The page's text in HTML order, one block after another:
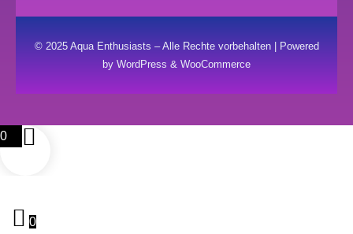
© 2025 Aqua Enthusiasts – Alle Rechte vorbehalten | Powered
by WordPress & WooCommerce
0
0